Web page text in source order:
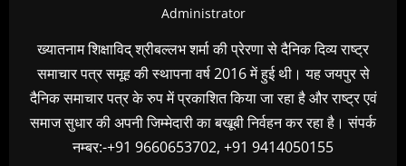
Administrator
ख्यातनाम शिक्षाविद् श्रीबल्लभ शर्मा की प्रेरणा से दैनिक दिव्य राष्ट्र
समाचार पत्र समूह की स्थापना वर्ष 2016 में हुई थी। यह जयपुर से
दैनिक समाचार पत्र के रुप में प्रकाशित किया जा रहा है और राष्ट्र एवं
समाज सुधार की अपनी जिम्मेदारी का बखूबी निर्वहन कर रहा है। संपर्क
नम्बर:-+91 9660653702, +91 9414050155